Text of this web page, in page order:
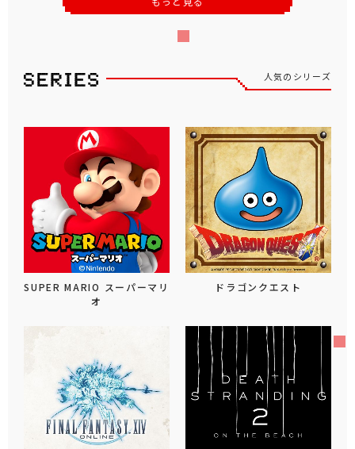
人気のシリーズ
SUPER MARIO スーパーマリ
オ
ドラゴンクエスト